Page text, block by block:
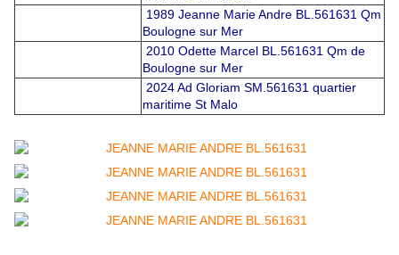
1989 Jeanne Marie Andre BL.561631 Qm
Boulogne sur Mer
2010 Odette Marcel BL.561631 Qm de
Boulogne sur Mer
2024 Ad Gloriam SM.561631 quartier
maritime St Malo